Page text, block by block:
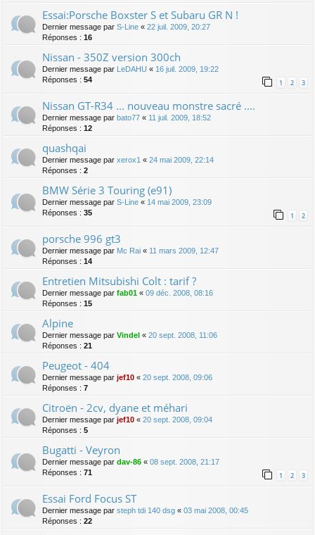
Essai:Porsche Boxster S et Subaru GR N !
Dernier message par S-Line « 22 juil. 2009, 20:27
Réponses : 16
Nissan - 350Z version 300ch
Dernier message par LeDAHU « 16 juil. 2009, 19:22
Réponses : 54 1 2 3
Nissan GT-R34 ... nouveau monstre sacré ....
Dernier message par bato77 « 11 juil. 2009, 18:52
Réponses : 12
quashqai
Dernier message par xerox1 « 24 mai 2009, 22:14
Réponses : 2
BMW Série 3 Touring (e91)
Dernier message par S-Line « 14 mai 2009, 23:09
Réponses : 35 1 2
porsche 996 gt3
Dernier message par Mc Rai « 11 mars 2009, 12:47
Réponses : 14
Entretien Mitsubishi Colt : tarif ?
Dernier message par fab01 « 09 déc. 2008, 08:16
Réponses : 15
Alpine
Dernier message par Vindel « 20 sept. 2008, 11:06
Réponses : 21
Peugeot - 404
Dernier message par jef10 « 20 sept. 2008, 09:06
Réponses : 7
Citroën - 2cv, dyane et méhari
Dernier message par jef10 « 20 sept. 2008, 09:04
Réponses : 5
Bugatti - Veyron
Dernier message par dav-86 « 08 sept. 2008, 21:17
Réponses : 71 1 2 3
Essai Ford Focus ST
Dernier message par steph tdi 140 dsg « 03 mai 2008, 00:45
Réponses : 22